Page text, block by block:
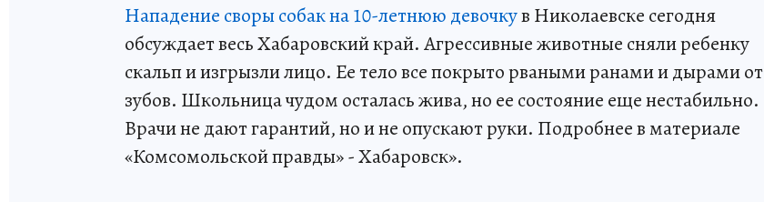
Нападение своры собак на 10-летнюю девочкув Николаевске сегодня
обсуждает весь Хабаровский край. Агрессивные животные сняли ребенку
скальп и изгрызли лицо. Ее тело все покрыто рваными ранами и дырами от
зубов. Школьница чудом осталась жива, но ее состояние еще нестабильно.
Врачи не дают гарантий, но и не опускают руки. Подробнее в материале
«Комсомольской правды» - Хабаровск».